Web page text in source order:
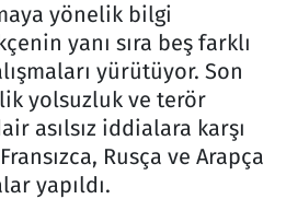
yönelik bilgi
yanı sıra beş farklı
yürütüyor. Son
yolsuzluk ve terör
asılsız iddialara karşı
Rusça ve Arapça
yapıldı.